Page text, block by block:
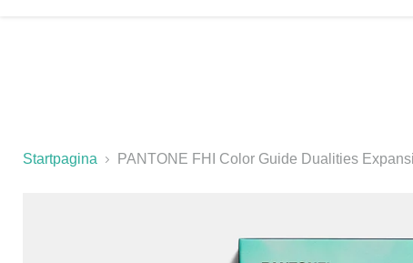
Startpagina PANTONE FHI Color Guide Dualities